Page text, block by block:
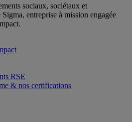
sociaux, sociétaux et
entreprise à mission engagée
RSE
& nos certifications